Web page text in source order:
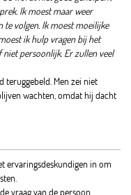
Ik moest maar weer
te volgen. Ik moest moeilijke
ik hulp vragen bij het
persoonlijk. Er zullen veel
teruggebeld. Men zei niet
wachten, omdat hij dacht
ervaringsdeskundigen in om
vraag van de persoon.